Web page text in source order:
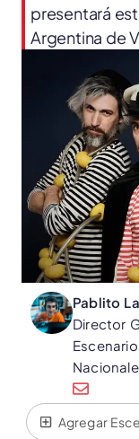
presentará
Argentina de
Pablito
Director
Agregar